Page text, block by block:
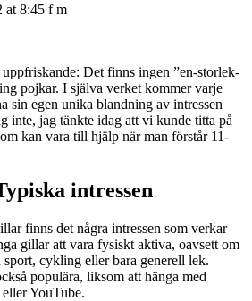
at 8:45 f m
Det finns ingen ”en-storlek-
pojkar. I själva verket kommer varje
sin egen unika blandning av intressen
inte, jag tänkte idag att vi kunde titta på
kan vara till hjälp när man förstår 11-
intressen
finns det några intressen som verkar
gillar att vara fysiskt aktiva, oavsett om
sport, cykling eller bara generell lek.
populära, liksom att hänga med
YouTube.